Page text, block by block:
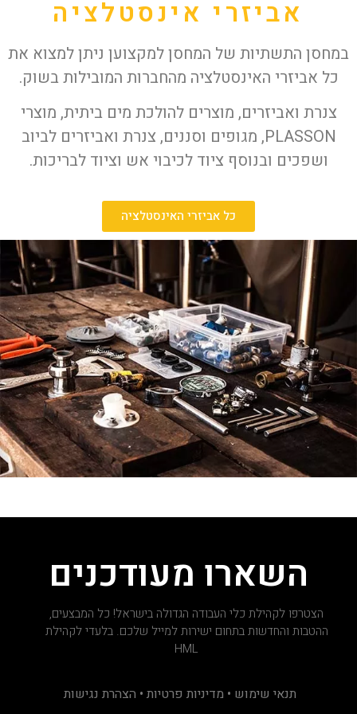
אביזרי אינסטלציה
במחסן התשתיות של המחסן למקצוען ניתן למצוא את
כל אביזרי האינסטלציה מהחברות המובילות בשוק.
צנרת ואביזרים, מוצרים להולכת מים ביתית, מוצרי
PLASSON, מגופים וסננים, צנרת ואביזרים לביוב
ושפכים ובנוסף ציוד לכיבוי אש וציוד לבריכות.
כל אביזרי האינסטלציה
השארו מעודכנים
הצטרפו לקהילת כלי העבודה הגדולה בישראל! כל המבצעים,
ההטבות והחדשות בתחום ישירות למייל שלכם. בלעדי לקהילת
HML
תנאי שימוש • מדיניות פרטיות • הצהרת נגישות